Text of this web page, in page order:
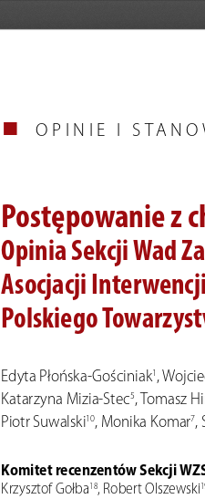
OPINIE I ST
Postępowanie z
Opinia Sekcji Wad
Asocjacji
Polskiego
Edyta Płońska-Gościniak1 ,
Katarzyna Mizia-Stec5 , Tomasz
Piotr Suwalski10, Monika Komar7
Komitet recenzentów Sekcji
Krzysztof Gołba18 , Robert Olszewski